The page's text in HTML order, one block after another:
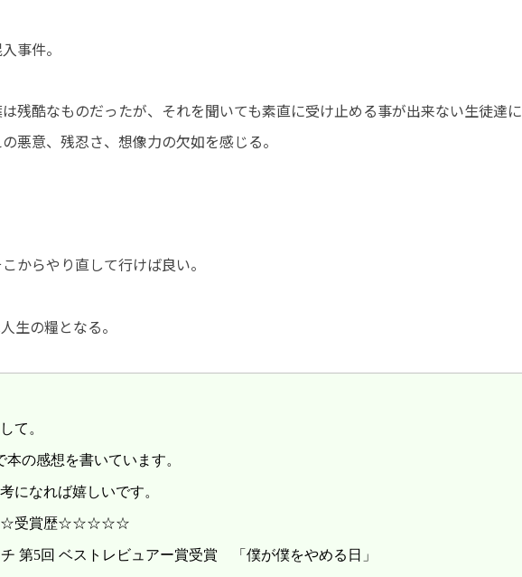
事件。
残酷なものだったが、それを聞いても素直に受け止める事が出来ない生徒達に
悪意、残忍さ、想像力の欠如を感じる。
からやり直して行けば良い。
生の糧となる。
て。
本の感想を書いています。
になれば嬉しいです。
賞歴☆☆☆☆☆
第5回 ベストレビュアー賞受賞 「僕が僕をやめる日」